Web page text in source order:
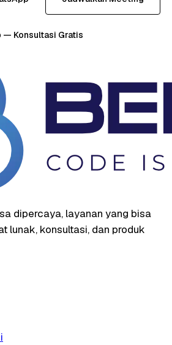
— Konsultasi Gratis
dipercaya, layanan yang bisa
lunak, konsultasi, dan produk